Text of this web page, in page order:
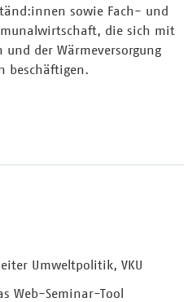
sowie Fach- und
die sich mit
und der Wärmeversorgung
beschäftigen.
Umweltpolitik, VKU
Web-Seminar-Tool